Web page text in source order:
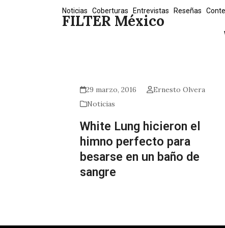
FILTER México
Noticias Coberturas Entrevistas Reseñas
29 marzo, 2016
Ernesto Olvera
Noticias
White Lung hicieron el
himno perfecto para
besarse en un baño de
sangre